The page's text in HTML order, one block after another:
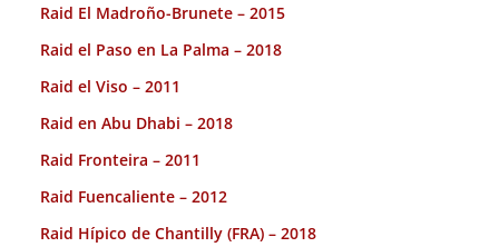
Raid El Madroño-Brunete – 2015
Raid el Paso en La Palma – 2018
Raid el Viso – 2011
Raid en Abu Dhabi – 2018
Raid Fronteira – 2011
Raid Fuencaliente – 2012
Raid Hípico de Chantilly (FRA) – 2018